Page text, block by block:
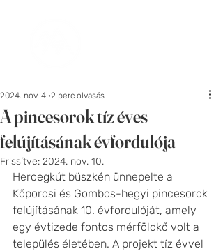
A pincesorok tíz éves
felújításának évfordulója
2024. nov. 4. 2 perc olvasás
Frissítve: 2024. nov. 10.
Hercegkút büszkén ünnepelte a
Kőporosi és Gombos-hegyi pincesorok
felújításának 10. évfordulóját, amely
egy évtizede fontos mérföldkő volt a
település életében. A projekt tíz évvel